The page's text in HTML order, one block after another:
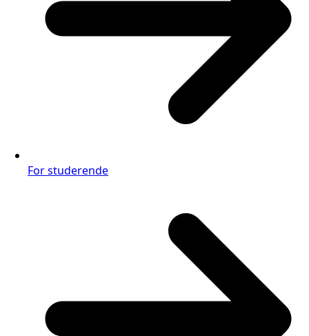
For studerende